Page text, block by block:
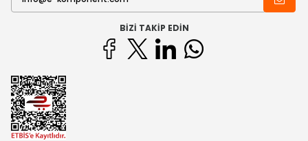
BIZI TAKIP EDIN